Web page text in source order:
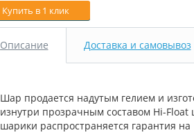
Купить в 1 клик
Описание Доставка и самовывоз
Шар продается надутым гелием и
изнутри прозрачным составом Hi-Float
шарики распространяется гарантия на